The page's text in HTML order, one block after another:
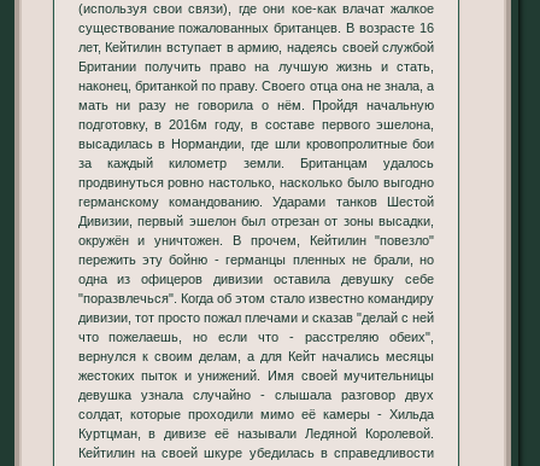
(используя свои связи), где они кое-как влачат жалкое
существование пожалованных британцев. В возрасте 16
лет, Кейтилин вступает в армию, надеясь своей службой
Британии получить право на лучшую жизнь и стать,
наконец, британкой по праву. Своего отца она не знала, а
мать ни разу не говорила о нём. Пройдя начальную
подготовку, в 2016м году, в составе первого эшелона,
высадилась в Нормандии, где шли кровопролитные бои
за каждый километр земли. Британцам удалось
продвинуться ровно настолько, насколько было выгодно
германскому командованию. Ударами танков Шестой
Дивизии, первый эшелон был отрезан от зоны высадки,
окружён и уничтожен. В прочем, Кейтилин "повезло"
пережить эту бойню - германцы пленных не брали, но
одна из офицеров дивизии оставила девушку себе
"поразвлечься". Когда об этом стало известно командиру
дивизии, тот просто пожал плечами и сказав "делай с ней
что пожелаешь, но если что - расстреляю обеих",
вернулся к своим делам, а для Кейт начались месяцы
жестоких пыток и унижений. Имя своей мучительницы
девушка узнала случайно - слышала разговор двух
солдат, которые проходили мимо её камеры - Хильда
Куртцман, в дивизе её называли Ледяной Королевой.
Кейтилин на своей шкуре убедилась в справедливости